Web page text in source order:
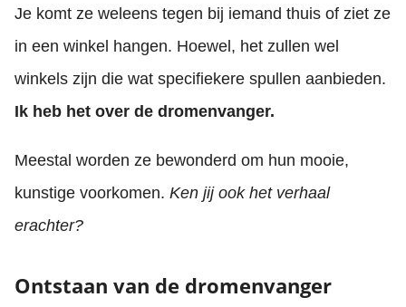
Je komt ze weleens tegen bij iemand thuis of ziet ze
in een winkel hangen. Hoewel, het zullen wel
winkels zijn die wat specifiekere spullen aanbieden.
Ik heb het over de dromenvanger.
Meestal worden ze bewonderd om hun mooie,
kunstige voorkomen. Ken jij ook het verhaal
erachter?
Ontstaan van de dromenvanger